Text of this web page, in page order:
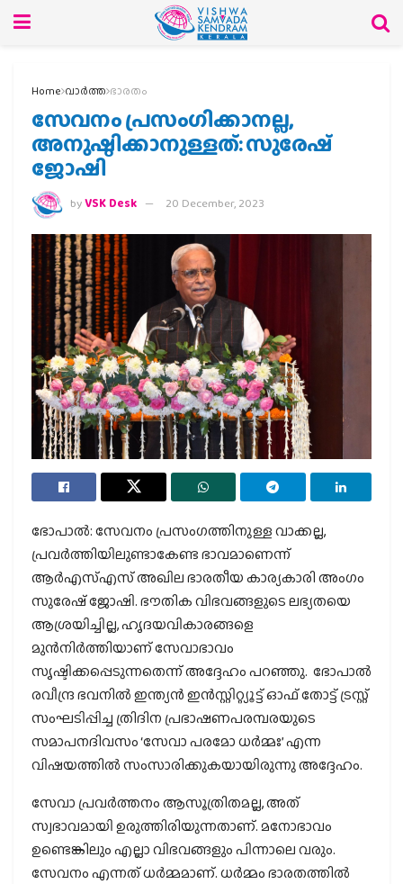
Home വാര്‍ത്ത ഭാരതം
സേവനം പ്രസംഗിക്കാനല്ല,
അനുഷ്ഠിക്കാനുള്ളത്: സുരേഷ്
ജോഷി
byVSK Desk 20 December, 2023
ഭോപാല്‍: സേവനം പ്രസംഗത്തിനുള്ള വാക്കല്ല,
പ്രവര്‍ത്തിയിലുണ്ടാകേണ്ട ഭാവമാണെന്ന്
ആര്‍എസ്എസ് അഖില ഭാരതീയ കാര്യകാരി അംഗം
സുരേഷ് ജോഷി. ഭൗതിക വിഭവങ്ങളുടെ ലഭ്യതയെ
ആശ്രയിച്ചില്ല, ഹൃദയവികാരങ്ങളെ
മുന്‍നിര്‍ത്തിയാണ് സേവാഭാവം
സൃഷ്ടിക്കപ്പെടുന്നതെന്ന് അദ്ദേഹം പറഞ്ഞു. ഭോപാല്‍
രവീന്ദ്ര ഭവനില്‍ ഇന്ത്യന്‍ ഇന്‍സ്റ്റിറ്റ്യൂട്ട് ഓഫ് തോട്ട് ട്രസ്റ്റ്
സംഘടിപ്പിച്ച ത്രിദിന പ്രഭാഷണപരമ്പരയുടെ
സമാപനദിവസം ‘സേവാ പരമോ ധര്‍മ്മഃ’ എന്ന
വിഷയത്തില്‍ സംസാരിക്കുകയായിരുന്നു അദ്ദേഹം.
സേവാ പ്രവര്‍ത്തനം ആസൂത്രിതമല്ല, അത്
സ്വഭാവമായി ഉരുത്തിരിയുന്നതാണ്. മനോഭാവം
ഉണ്ടെങ്കിലും എല്ലാ വിഭവങ്ങളും പിന്നാലെ വരും.
സേവനം എന്നത് ധര്‍മ്മമാണ്. ധര്‍മ്മം ഭാരതത്തില്‍